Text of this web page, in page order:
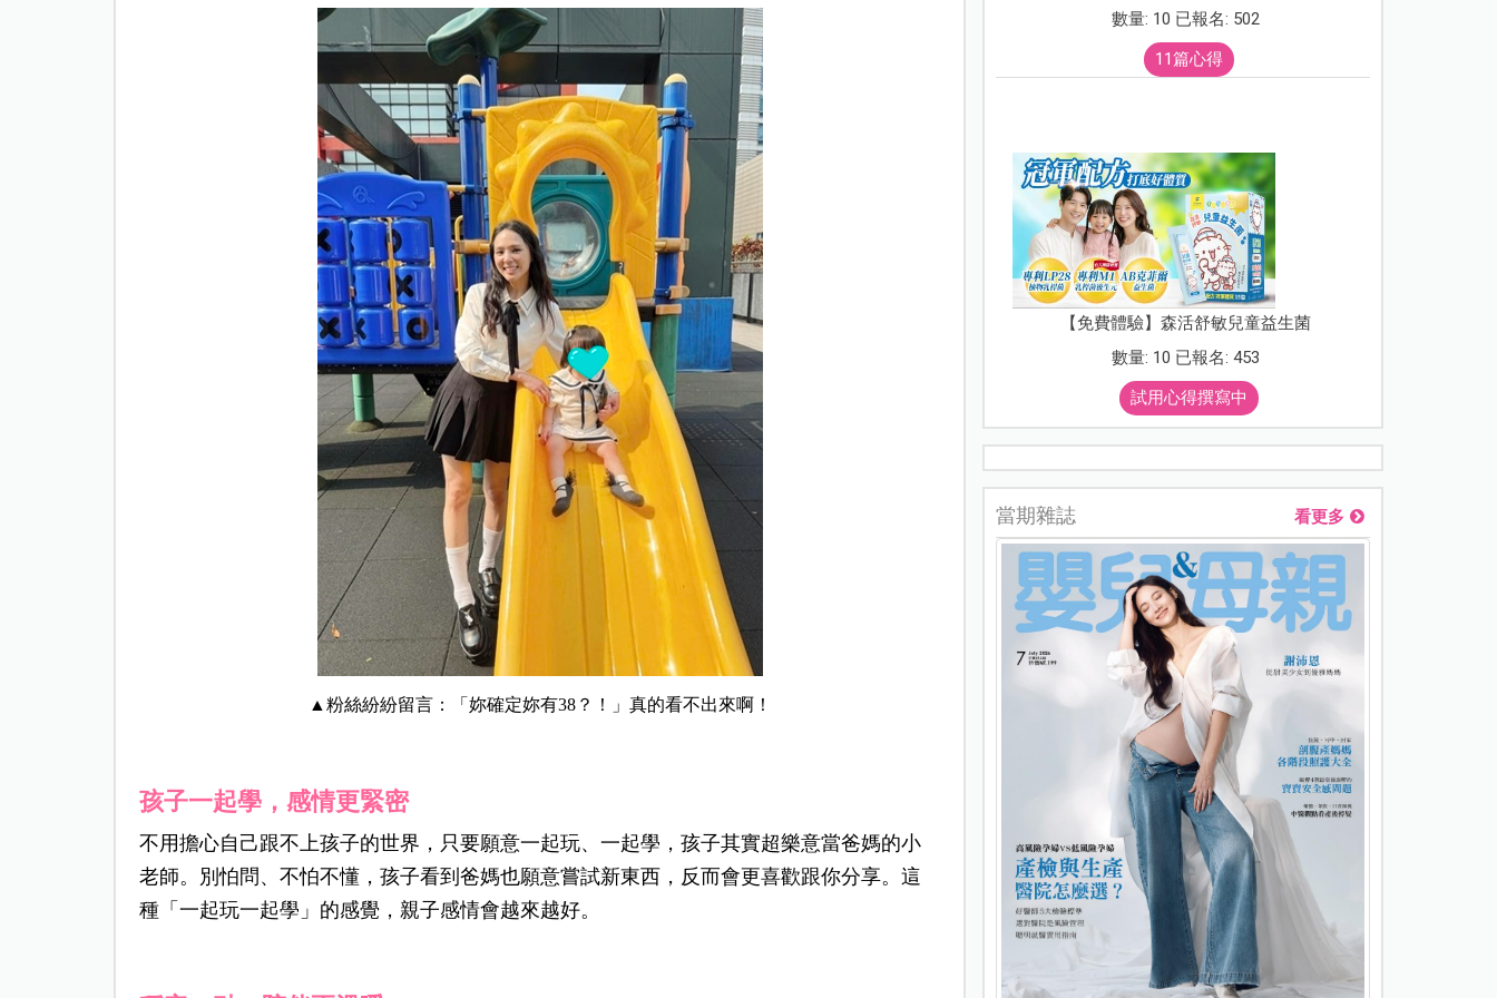
▲粉絲紛紛留言：「妳確定妳有38？！」真的看不出來啊！
孩子一起學，感情更緊密
不用擔心自己跟不上孩子的世界，只要願意一起玩、一起學，孩子其實超樂意當爸媽的小
老師。別怕問、不怕不懂，孩子看到爸媽也願意嘗試新東西，反而會更喜歡跟你分享。這
種「一起玩一起學」的感覺，親子感情會越來越好。
數量: 10 已報名: 502
11篇心得
【免費體驗】森活舒敏兒童益生菌
數量: 10 已報名: 453
試用心得撰寫中
當期雜誌 看更多